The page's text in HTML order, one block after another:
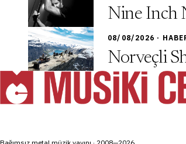
Nine Inch
08/08/2026 ·
Norveçli